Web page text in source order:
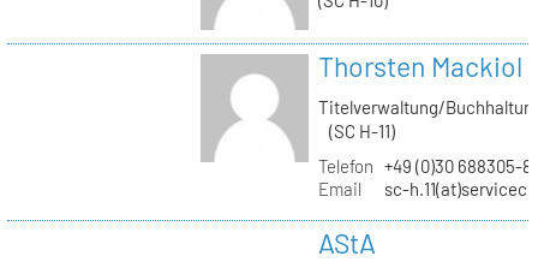
Thorsten Mackiol
Titelverwaltung/
(SC H-11)
Telefon +49 (0)30 688305-
Email
sc-
AStA